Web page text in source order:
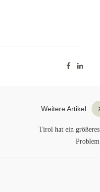
Weitere Artikel
Tirol hat ein größeres
Problem